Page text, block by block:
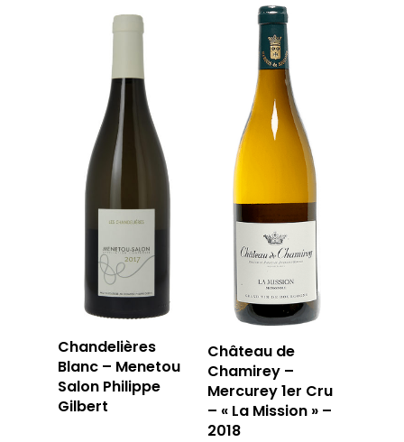
Chandelières
Blanc – Menetou
Salon Philippe
Gilbert
Château de
Chamirey –
Mercurey 1er Cru
– « La Mission » –
2018